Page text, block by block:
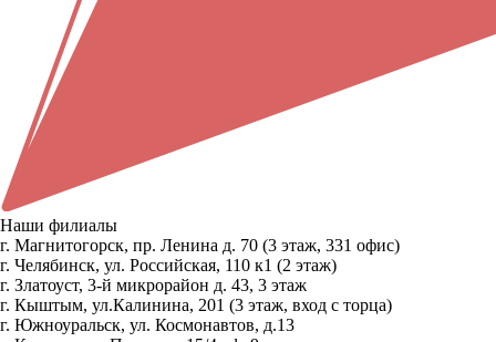
Наши филиалы
г. Магнитогорск, пр. Ленина д. 70 (3 этаж, 331 офис)
г. Челябинск, ул. Российская, 110 к1 (2 этаж)
г. Златоуст, 3-й микрорайон д. 43, 3 этаж
г. Кыштым, ул.Калинина, 201 (3 этаж, вход с торца)
г. Южноуральск, ул. Космонавтов, д.13